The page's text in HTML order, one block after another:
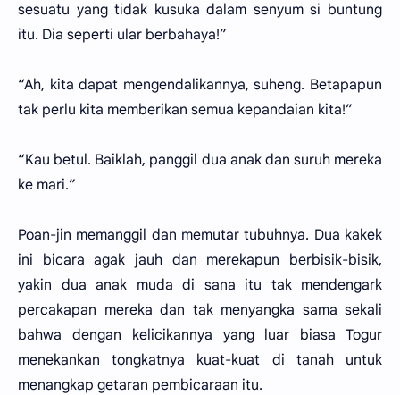
sesuatu yang tidak kusuka dalam senyum si buntung
itu. Dia seperti ular berbahaya!”
“Ah, kita dapat mengendalikannya, suheng. Betapapun
tak perlu kita memberikan semua kepandaian kita!”
“Kau betul. Baiklah, panggil dua anak dan suruh mereka
ke mari.”
Poan-jin memanggil dan memutar tubuhnya. Dua kakek
ini bicara agak jauh dan merekapun berbisik-bisik,
yakin dua anak muda di sana itu tak mendengark
percakapan mereka dan tak menyangka sama sekali
bahwa dengan kelicikannya yang luar biasa Togur
menekankan tongkatnya kuat-kuat di tanah untuk
menangkap getaran pembicaraan itu.